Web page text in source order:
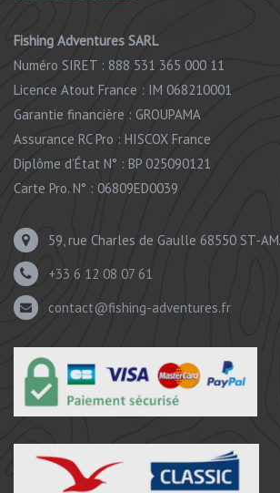
Fishing Adventures SARL
Numéro SIRET : 888 531 365 000 11
Licence Atout France : IM 068210001
Garantie financière : GROUPAMA
Assurance RC Pro : HISCOX France
Diplôme d’État N° : BP 025090121
Carte Pro. N° : 06809ED0039
59, rue Charles de Gaulle 68550 ST-
+33 6 12 08 07 61
contact@fishing-adventures.fr